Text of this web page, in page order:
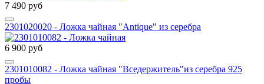
7 490 руб
2301020020 - Ложка чайная "Antique" из серебра
6 900 руб
2301010082 - Ложка чайная "Вседержитель"из серебра 925
пробы